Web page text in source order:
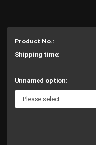
Product No.:
Shipping time:
Unnamed option: